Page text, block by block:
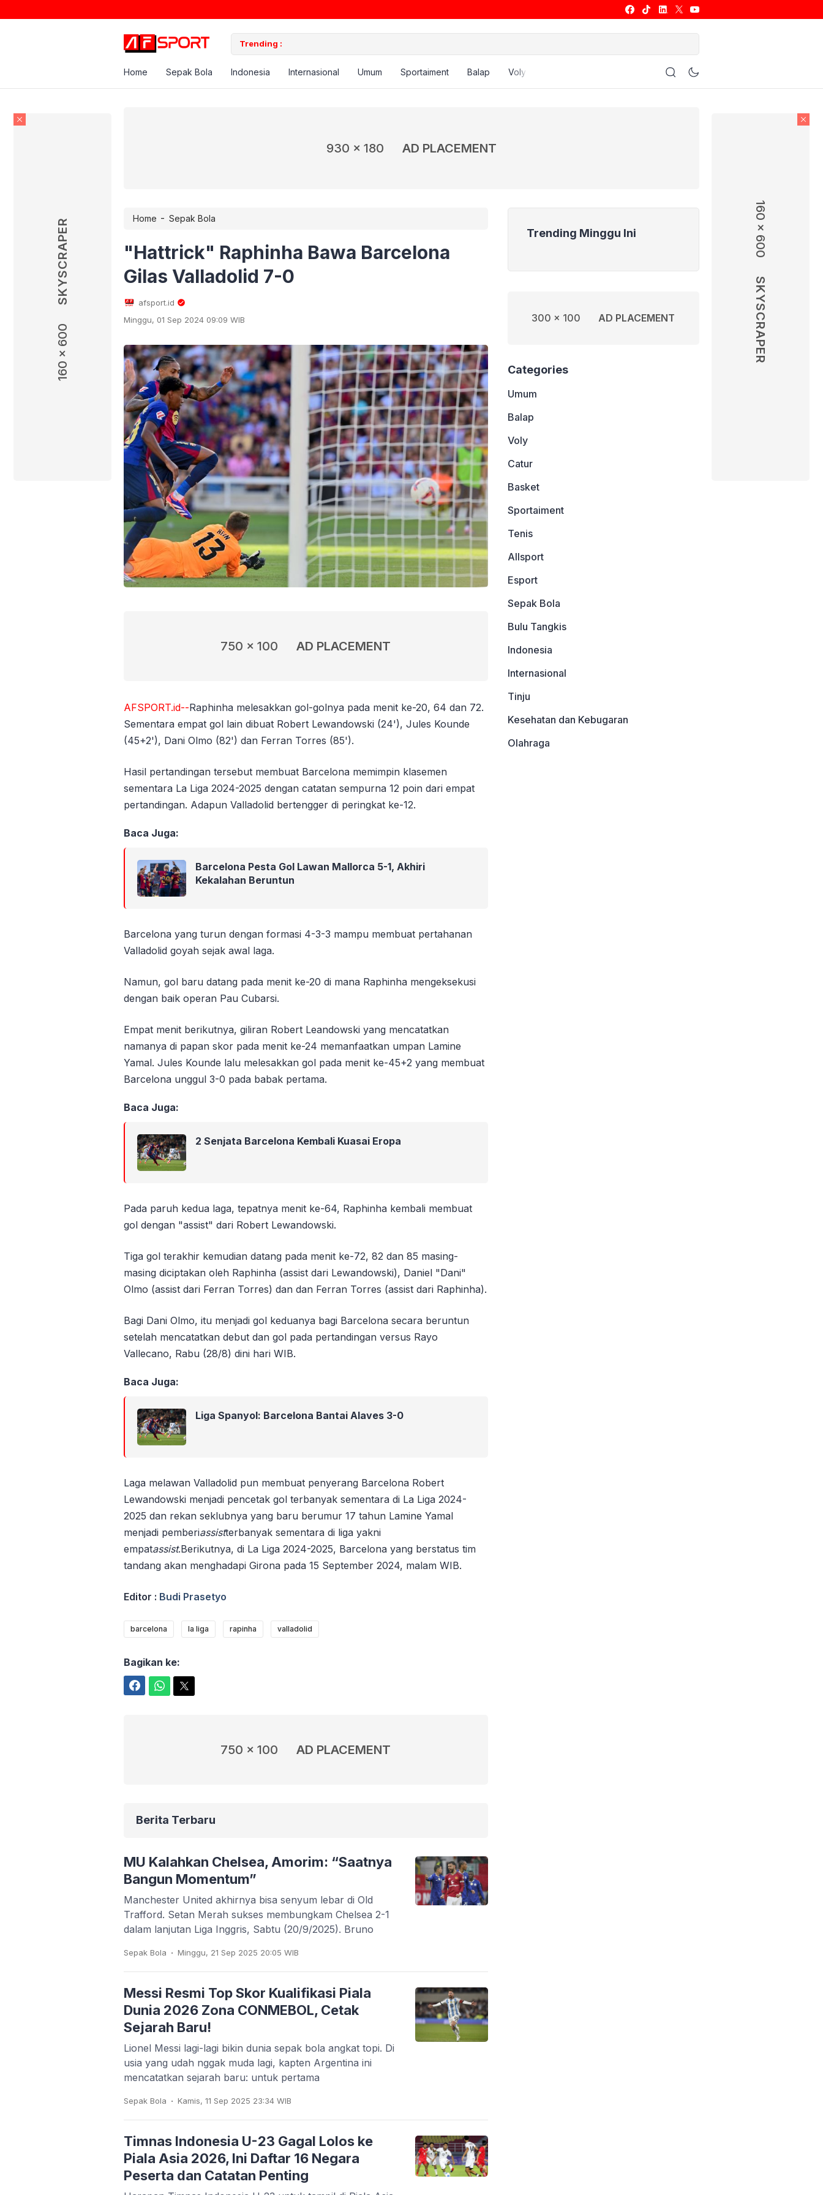
160 x 600
SKYSCRAPER 160 x 600
SKYSCRAPER
Trending :
Home Sepak Bola Indonesia Internasional Umum Sportaiment Balap Voly Allsport
930 x 180 AD PLACEMENT
Home - Sepak Bola
"Hattrick" Raphinha Bawa Barcelona
Gilas Valladolid 7-0
afsport.id
Minggu, 01 Sep 2024 09:09 WIB
750 x 100 AD PLACEMENT
AFSPORT.id--Raphinha melesakkan gol-golnya pada menit ke-20, 64 dan 72.
Sementara empat gol lain dibuat Robert Lewandowski (24'), Jules Kounde
(45+2'), Dani Olmo (82') dan Ferran Torres (85').
Hasil pertandingan tersebut membuat Barcelona memimpin klasemen
sementara La Liga 2024-2025 dengan catatan sempurna 12 poin dari empat
pertandingan. Adapun Valladolid bertengger di peringkat ke-12.
Baca Juga:
Barcelona Pesta Gol Lawan Mallorca 5-1, Akhiri
Kekalahan Beruntun
Barcelona yang turun dengan formasi 4-3-3 mampu membuat pertahanan
Valladolid goyah sejak awal laga.
Namun, gol baru datang pada menit ke-20 di mana Raphinha mengeksekusi
dengan baik operan Pau Cubarsi.
Empat menit berikutnya, giliran Robert Leandowski yang mencatatkan
namanya di papan skor pada menit ke-24 memanfaatkan umpan Lamine
Yamal. Jules Kounde lalu melesakkan gol pada menit ke-45+2 yang membuat
Barcelona unggul 3-0 pada babak pertama.
Baca Juga:
2 Senjata Barcelona Kembali Kuasai Eropa
Pada paruh kedua laga, tepatnya menit ke-64, Raphinha kembali membuat
gol dengan "assist" dari Robert Lewandowski.
Tiga gol terakhir kemudian datang pada menit ke-72, 82 dan 85 masing-
masing diciptakan oleh Raphinha (assist dari Lewandowski), Daniel "Dani"
Olmo (assist dari Ferran Torres) dan dan Ferran Torres (assist dari Raphinha).
Bagi Dani Olmo, itu menjadi gol keduanya bagi Barcelona secara beruntun
setelah mencatatkan debut dan gol pada pertandingan versus Rayo
Vallecano, Rabu (28/8) dini hari WIB.
Baca Juga:
Liga Spanyol: Barcelona Bantai Alaves 3-0
Laga melawan Valladolid pun membuat penyerang Barcelona Robert
Lewandowski menjadi pencetak gol terbanyak sementara di La Liga 2024-
2025 dan rekan seklubnya yang baru berumur 17 tahun Lamine Yamal
menjadi pemberiassistterbanyak sementara di liga yakni
empatassist.Berikutnya, di La Liga 2024-2025, Barcelona yang berstatus tim
tandang akan menghadapi Girona pada 15 September 2024, malam WIB.
Editor : Budi Prasetyo
barcelona la liga rapinha valladolid
Bagikan ke:
750 x 100 AD PLACEMENT
Berita Terbaru
MU Kalahkan Chelsea, Amorim: “Saatnya
Bangun Momentum”
Manchester United akhirnya bisa senyum lebar di Old
Trafford. Setan Merah sukses membungkam Chelsea 2-1
dalam lanjutan Liga Inggris, Sabtu (20/9/2025). Bruno
Sepak Bola . Minggu, 21 Sep 2025 20:05 WIB
Messi Resmi Top Skor Kualifikasi Piala
Dunia 2026 Zona CONMEBOL, Cetak
Sejarah Baru!
Lionel Messi lagi-lagi bikin dunia sepak bola angkat topi. Di
usia yang udah nggak muda lagi, kapten Argentina ini
mencatatkan sejarah baru: untuk pertama
Sepak Bola . Kamis, 11 Sep 2025 23:34 WIB
Timnas Indonesia U-23 Gagal Lolos ke
Piala Asia 2026, Ini Daftar 16 Negara
Peserta dan Catatan Penting
Trending Minggu Ini
300 x 100 AD PLACEMENT
Categories
Umum
Balap
Voly
Catur
Basket
Sportaiment
Tenis
Allsport
Esport
Sepak Bola
Bulu Tangkis
Indonesia
Internasional
Tinju
Kesehatan dan Kebugaran
Olahraga